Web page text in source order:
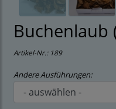
Buchenlaub
Artikel-Nr.: 189
Andere Ausführungen: